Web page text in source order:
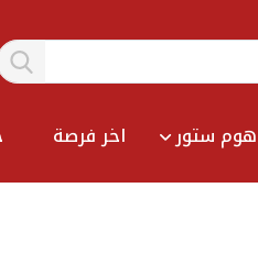
ستور اخر فرصة